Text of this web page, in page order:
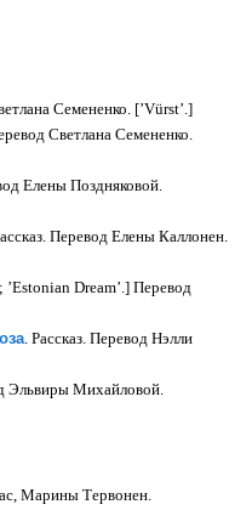
Семененко. [’Vürst’.]
Светлана Семененко.
Елены Поздняковой.
Перевод Елены Каллонен.
’Estonian Dream’.] Перевод
. Рассказ. Перевод Нэлли
Эльвиры Михайловой.
Марины Тервонен.